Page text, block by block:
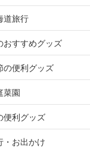
道旅行
おすすめグッズ
の便利グッズ
菜園
便利グッズ
・お出かけ